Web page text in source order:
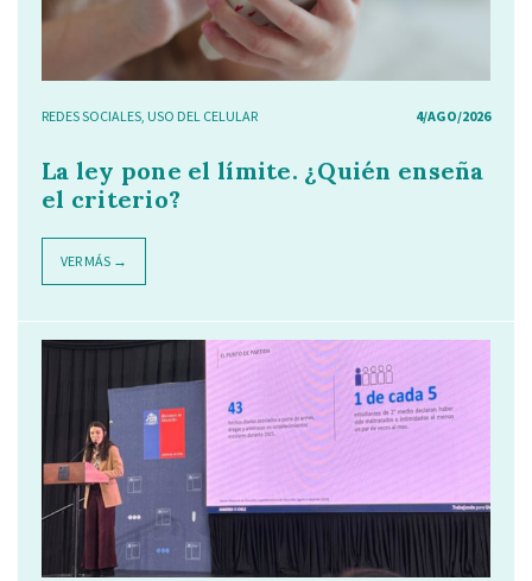
REDES SOCIALES, USO DEL CELULAR 4/AGO/2026
La ley pone el límite. ¿Quién enseña
el criterio?
VER MÁS →